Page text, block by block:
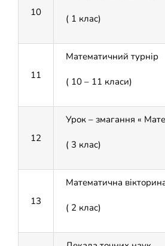
10
( 1 клас)
11
Математичний турнір
( 10 – 11 класи)
12
Урок – змагання «
( 3 клас)
13
Математична
( 2 клас)